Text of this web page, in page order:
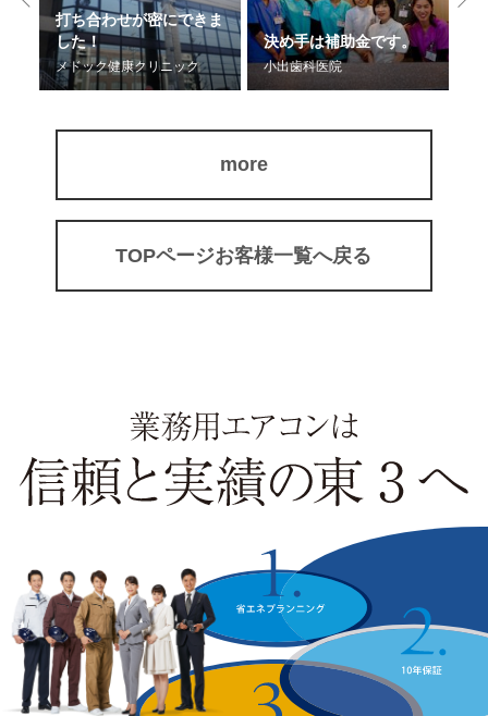
打ち合わせが密にできま
した！
メドック健康クリニック
決め手は補助金です。
小出歯科医院
TOPページお客様一覧へ戻る
more